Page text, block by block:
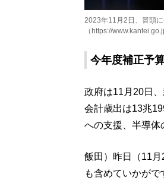
2023年11月2日、冒頭
（https://
今年度補正予
政府は11月20日
会計歳出は13兆
への支援、半導体
飯田）昨日（11
も含めていかがで